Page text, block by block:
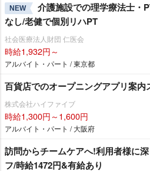
NEW
介護施設での理学療法士・
なし/老健で個別リハPT
社会医療法人財団 仁医会
時給1,932円～
アルバイト・パート / 東京都
百貨店でのオープニングアプリ案内
株式会社ハイファイブ
時給1,300円～1,600円
アルバイト・パート / 大阪府
訪問からチームケアへ!利用者様に
フ/時給1472円&有給あり